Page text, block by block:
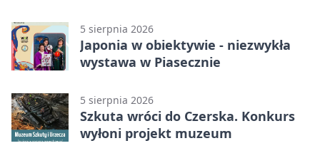
5 sierpnia 2026
Japonia w obiektywie - niezwykła
wystawa w Piasecznie
5 sierpnia 2026
Szkuta wróci do Czerska. Konkurs
wyłoni projekt muzeum